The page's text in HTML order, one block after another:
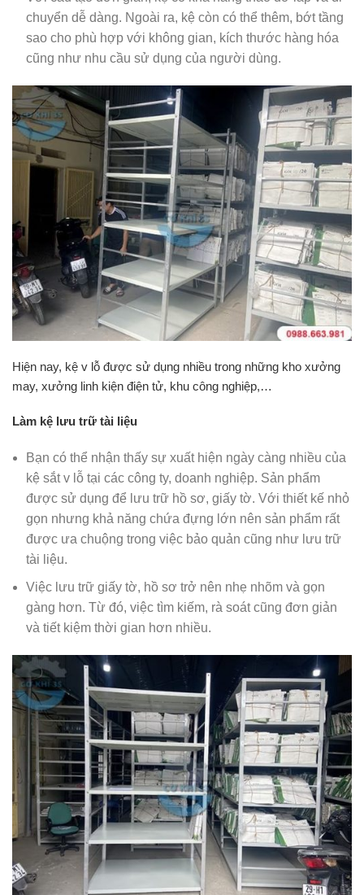
chuyển dễ dàng. Ngoài ra, kệ còn có thể thêm, bớt tầng
sao cho phù hợp với không gian, kích thước hàng hóa
cũng như nhu cầu sử dụng của người dùng.
Hiện nay, kệ v lỗ được sử dụng nhiều trong những kho xưởng
may, xưởng linh kiện điện tử, khu công nghiệp,…
Làm kệ lưu trữ tài liệu
Bạn có thể nhận thấy sự xuất hiện ngày càng nhiều của
kệ sắt v lỗ tại các công ty, doanh nghiệp. Sản phẩm
được sử dụng để lưu trữ hồ sơ, giấy tờ. Với thiết kế nhỏ
gọn nhưng khả năng chứa đựng lớn nên sản phẩm rất
được ưa chuộng trong việc bảo quản cũng như lưu trữ
tài liệu.
Việc lưu trữ giấy tờ, hồ sơ trở nên nhẹ nhõm và gọn
gàng hơn. Từ đó, việc tìm kiếm, rà soát cũng đơn giản
và tiết kiệm thời gian hơn nhiều.